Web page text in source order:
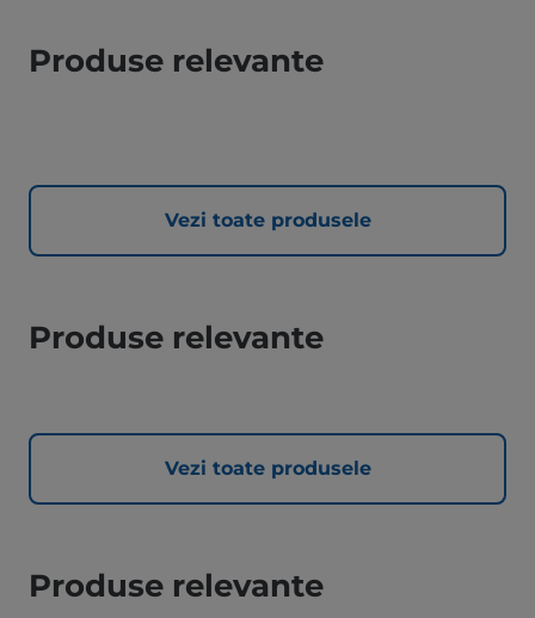
Produse relevante
Vezi toate produsele
Produse relevante
Vezi toate produsele
Produse relevante